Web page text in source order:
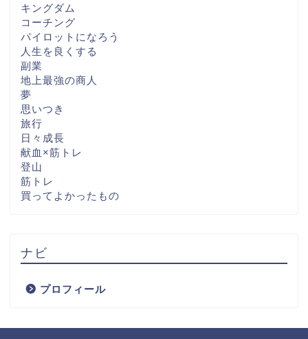
キングダム
コーチング
パイロットになろう
人生を良くする
副業
地上最強の商人
夢
思いつき
旅行
日々成長
献血×筋トレ
登山
筋トレ
買ってよかったもの
ナビ
プロフィール